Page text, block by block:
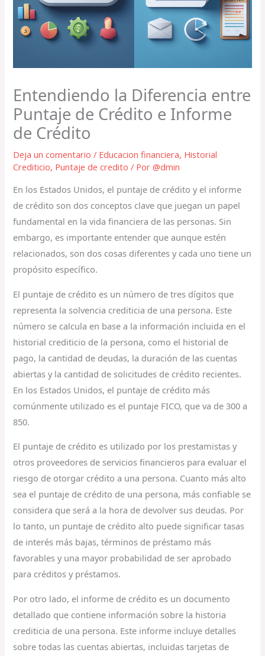
Entendiendo la Diferencia entre
Puntaje de Crédito e Informe
de Crédito
Deja un comentario / Educacion financiera, Historial
Crediticio, Puntaje de credito / Por@dmin
En los Estados Unidos, el puntaje de crédito y el informe
de crédito son dos conceptos clave que juegan un papel
fundamental en la vida financiera de las personas. Sin
embargo, es importante entender que aunque estén
relacionados, son dos cosas diferentes y cada uno tiene un
propósito específico.
El puntaje de crédito es un número de tres dígitos que
representa la solvencia crediticia de una persona. Este
número se calcula en base a la información incluida en el
historial crediticio de la persona, como el historial de
pago, la cantidad de deudas, la duración de las cuentas
abiertas y la cantidad de solicitudes de crédito recientes.
En los Estados Unidos, el puntaje de crédito más
comúnmente utilizado es el puntaje FICO, que va de 300 a
850.
El puntaje de crédito es utilizado por los prestamistas y
otros proveedores de servicios financieros para evaluar el
riesgo de otorgar crédito a una persona. Cuanto más alto
sea el puntaje de crédito de una persona, más confiable se
considera que será a la hora de devolver sus deudas. Por
lo tanto, un puntaje de crédito alto puede significar tasas
de interés más bajas, términos de préstamo más
favorables y una mayor probabilidad de ser aprobado
para créditos y préstamos.
Por otro lado, el informe de crédito es un documento
detallado que contiene información sobre la historia
crediticia de una persona. Este informe incluye detalles
sobre todas las cuentas abiertas, incluidas tarjetas de